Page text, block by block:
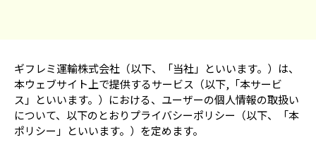
ギフレミ運輸株式会社（以下、「当社」といいます。）は、
本ウェブサイト上で提供するサービス（以下,「本サービ
ス」といいます。）における、ユーザーの個人情報の取扱い
について、以下のとおりプライバシーポリシー（以下、「本
ポリシー」といいます。）を定めます。